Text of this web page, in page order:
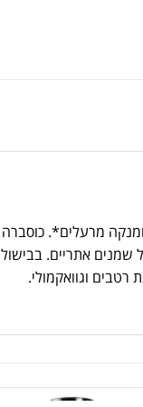
מרעלים*. כוסברה
שמנים אתריים. בבישול
וגוואקמולי.